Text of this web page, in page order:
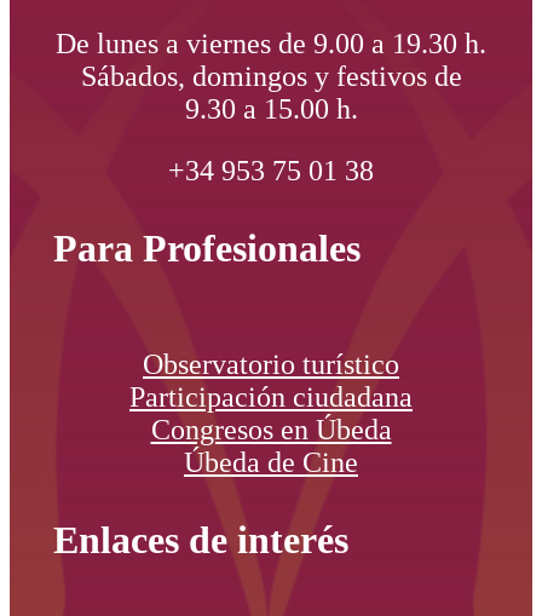
De lunes a viernes de 9.00 a 19.30 h.
Sábados, domingos y festivos de
9.30 a 15.00 h.
+34 953 75 01 38
Para Profesionales
Observatorio turístico
Participación ciudadana
Congresos en Úbeda
Úbeda de Cine
Enlaces de interés